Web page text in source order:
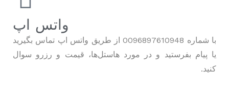
واتس اپ
با شماره 0096897610948 از طریق واتس اپ تماس بگیرید
یا پیام بفرستید و در مورد هاستل‌ها، قیمت‌ و رزرو سوال
کنید.